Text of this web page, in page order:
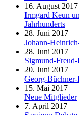
16. August 2017
Irmgard Keun
Jahrhunderts
28. Juni 2017
Johann-
28. Juni 2017
Sigmund-
20. Juni 2017
Georg-Büchner-
15. Mai 2017
Neue Mitglieder
7. April 2017